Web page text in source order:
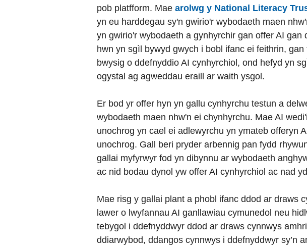
pob platfform. Mae arolwg y National Literacy
yn eu harddegau sy'n gwirio'r wybodaeth maen
yn gwirio'r wybodaeth a gynhyrchir gan offer AI
hwn yn sgìl bywyd gwych i bobl ifanc ei feithrin,
bwysig o ddefnyddio AI cynhyrchiol, ond hefyd yn
ogystal ag agweddau eraill ar waith ysgol.
Er bod yr offer hyn yn gallu cynhyrchu testun a
wybodaeth maen nhw'n ei chynhyrchu. Mae AI
unochrog yn cael ei adlewyrchu yn ymateb offeryn
unochrog. Gall beri pryder arbennig pan fydd
gallai myfyrwyr fod yn dibynnu ar wybodaeth
ac nid bodau dynol yw offer AI cynhyrchiol ac nad
Mae risg y gallai plant a phobl ifanc ddod ar draws
lawer o lwyfannau AI ganllawiau cymunedol neu
tebygol i ddefnyddwyr ddod ar draws cynnwys
ddiarwybod, ddangos cynnwys i ddefnyddwyr sy’n